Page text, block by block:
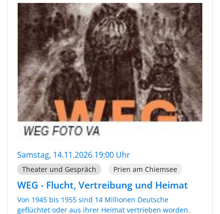
Samstag, 14.11.2026 19:00 Uhr
Theater und Gespräch Prien am Chiemsee
WEG - Flucht, Vertreibung und Heimat
Von 1945 bis 1955 sind 14 Millionen Deutsche
geflüchtet oder aus ihrer Heimat vertrieben worden.